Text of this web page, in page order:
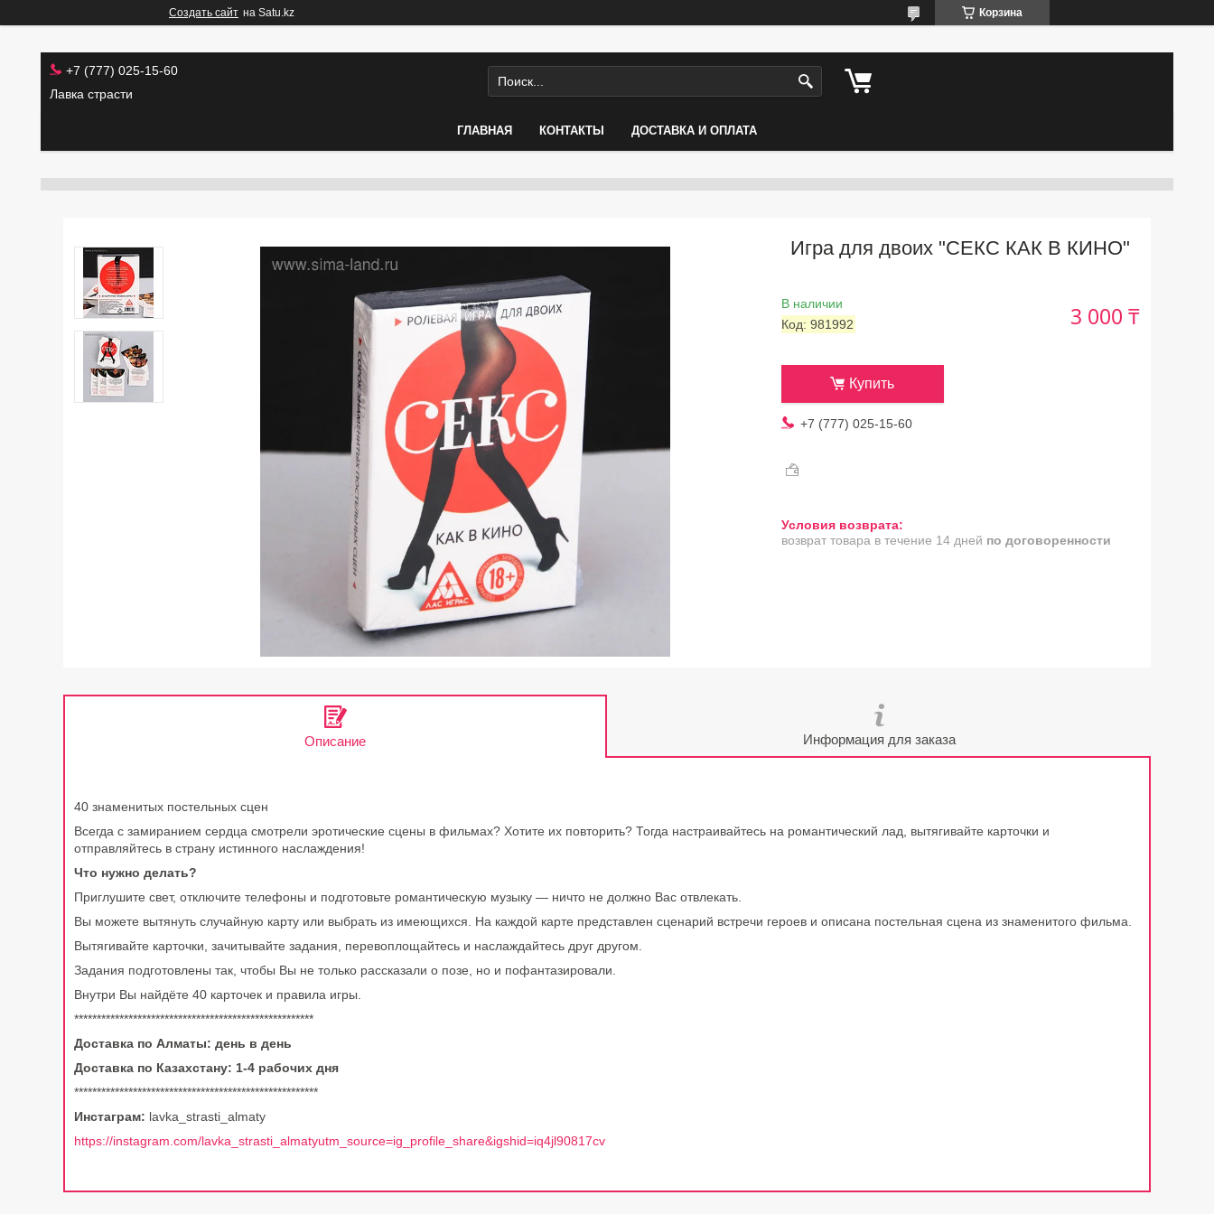
Создать сайт на Satu.kz Корзина
+7 (777) 025-15-60
Лавка страсти
ГЛАВНАЯ КОНТАКТЫ ДОСТАВКА И ОПЛАТА
Игра для двоих "СЕКС КАК В КИНО"
В наличии
Код: 981992 3 000 ₸
Купить
+7 (777) 025-15-60
возврат товара в течение 14 дней по договоренности
Описание Информация для заказа
40 знаменитых постельных сцен
Всегда с замиранием сердца смотрели эротические сцены в фильмах? Хотите их повторить? Тогда настраивайтесь на романтический лад, вытягивайте карточки и
отправляйтесь в страну истинного наслаждения!
Что нужно делать?
Приглушите свет, отключите телефоны и подготовьте романтическую музыку — ничто не должно Вас отвлекать.
Вы можете вытянуть случайную карту или выбрать из имеющихся. На каждой карте представлен сценарий встречи героев и описана постельная сцена из знаменитого фильма.
Вытягивайте карточки, зачитывайте задания, перевоплощайтесь и наслаждайтесь друг другом.
Задания подготовлены так, чтобы Вы не только рассказали о позе, но и пофантазировали.
Внутри Вы найдёте 40 карточек и правила игры.
*****************************************************
Доставка по Алматы: день в день
Доставка по Казахстану: 1-4 рабочих дня
******************************************************
Инстаграм: lavka_strasti_almaty
https://instagram.com/lavka_strasti_almatyutm_source=ig_profile_share&igshid=iq4jl90817cv